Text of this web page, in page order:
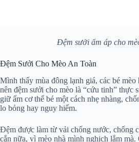
Đệm sưởi ấm áp cho
Đệm Sưởi Cho Mèo An Toàn
Mình thấy mùa đông lạnh giá, các bé
nên đệm sưởi cho mèo là “cứu tinh” thực
giữ ấm cơ thể bé một cách nhẹ nhàng,
lo bỏng hay nguy hiểm.
Đệm được làm từ vải chống nước, chống
cắn nữa, vì mèo nhà mình nghịch lắm mà.